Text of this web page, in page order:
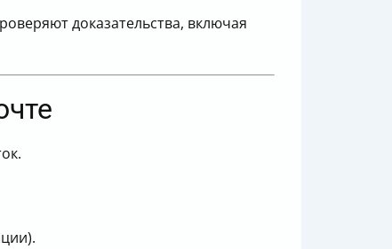
доказательства, включая